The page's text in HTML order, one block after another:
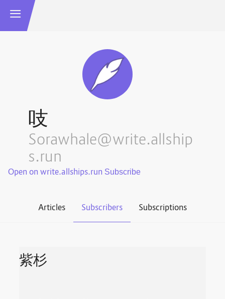
吱
Sorawhale@write.allship
s.run
Open on write.allships.run
Articles Subscribers Subscriptions
紫杉